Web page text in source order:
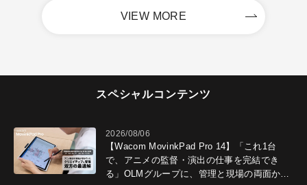
VIEW MORE
スペシャルコンテンツ
2026/08/06
【Wacom MovinkPad Pro 14】「これ1台
で、アニメの監督・演出の仕事を完結でき
る」OLMグループに、管理と現場の両面から